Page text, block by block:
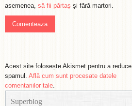
asemenea, să fii părtaș și fără martori.
Acest site folosește Akismet pentru a reduce
spamul. Află cum sunt procesate datele
comentariilor tale.
Superblog